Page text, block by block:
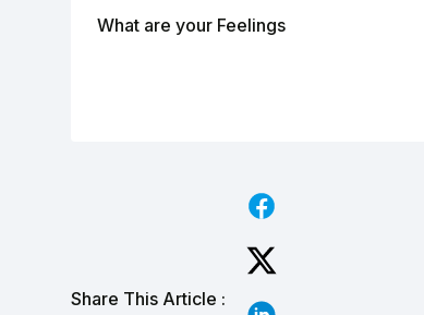
What are your Feelings
Share This Article :